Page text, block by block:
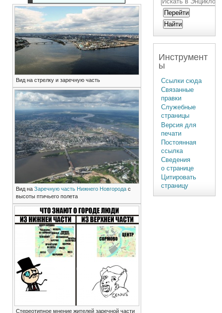
Вид на стрелку и заречную часть
Вид на Заречную часть Нижнего Новгородас
высоты птичьего полета
Стереотипное мнение жителей заречной части
Инструмент
ы
Ссылки сюда
Связанные
правки
Служебные
страницы
Версия для
печати
Постоянная
ссылка
Сведения
о странице
Цитировать
страницу